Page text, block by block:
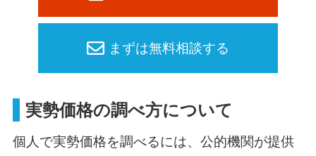
まずは無料相談する
実勢価格の調べ方について
個人で実勢価格を調べるには、公的機関が提供